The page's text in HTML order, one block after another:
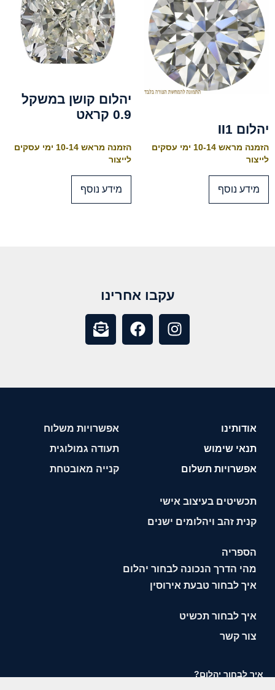
יהלום II1
הזמנה מראש 10-14 ימי עסקים
לייצור
מידע נוסף
יהלום קושן במשקל
0.9 קראט
הזמנה מראש 10-14 ימי עסקים
לייצור
מידע נוסף
עקבו אחרינו
אודותינו
תנאי שימוש
אפשרויות תשלום
אפשרויות משלוח
תעודה גמולוגית
קנייה מאובטחת
תכשיטים בעיצוב אישי
קנית זהב ויהלומים ישנים
הספריה
מהי הדרך הנכונה לבחור יהלום
איך לבחור טבעת אירוסין
איך לבחור תכשיט
צור קשר
איך לבחור יהלום?